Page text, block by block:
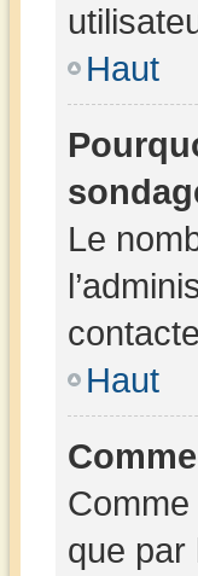
Haut
Le
Haut
que par